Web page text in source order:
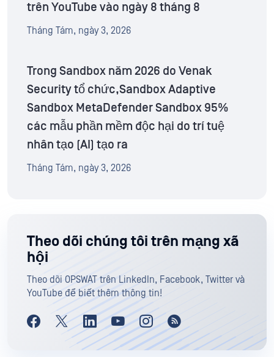
trên YouTube vào ngày 8 tháng 8
Tháng Tám, ngày 3, 2026
Trong Sandbox năm 2026 do Venak
Security tổ chức,Sandbox Adaptive
Sandbox MetaDefender Sandbox 95%
các mẫu phần mềm độc hại do trí tuệ
nhân tạo (AI) tạo ra
Tháng Tám, ngày 3, 2026
Theo dõi chúng tôi trên mạng xã
hội
Theo dõi OPSWAT trên LinkedIn, Facebook, Twitter và
YouTube để biết thêm thông tin!